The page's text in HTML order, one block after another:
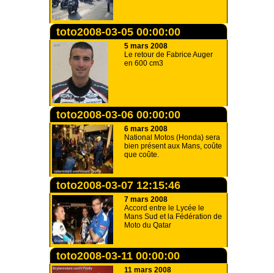
toto2008-03-05 00:00:00
5 mars 2008
Le retour de Fabrice Auger
en 600 cm3
toto2008-03-06 00:00:00
6 mars 2008
National Motos (Honda) sera
bien présent aux Mans, coûte
que coûte.
toto2008-03-07 12:15:46
7 mars 2008
Accord entre le Lycée le
Mans Sud et la Fédération de
Moto du Qatar
toto2008-03-11 00:00:00
11 mars 2008